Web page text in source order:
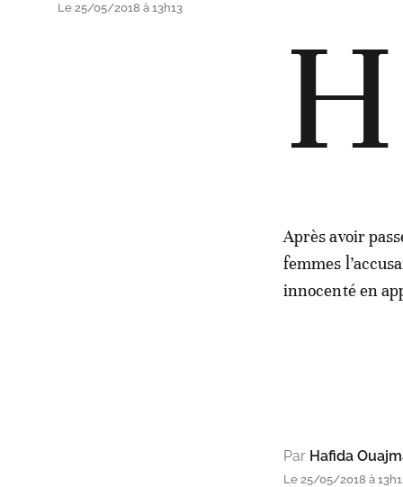
Le 25/05/2018 à 13h13 H
Après avoir
femmes
innocenté en
Par Hafida
Le 25/05/2018 à